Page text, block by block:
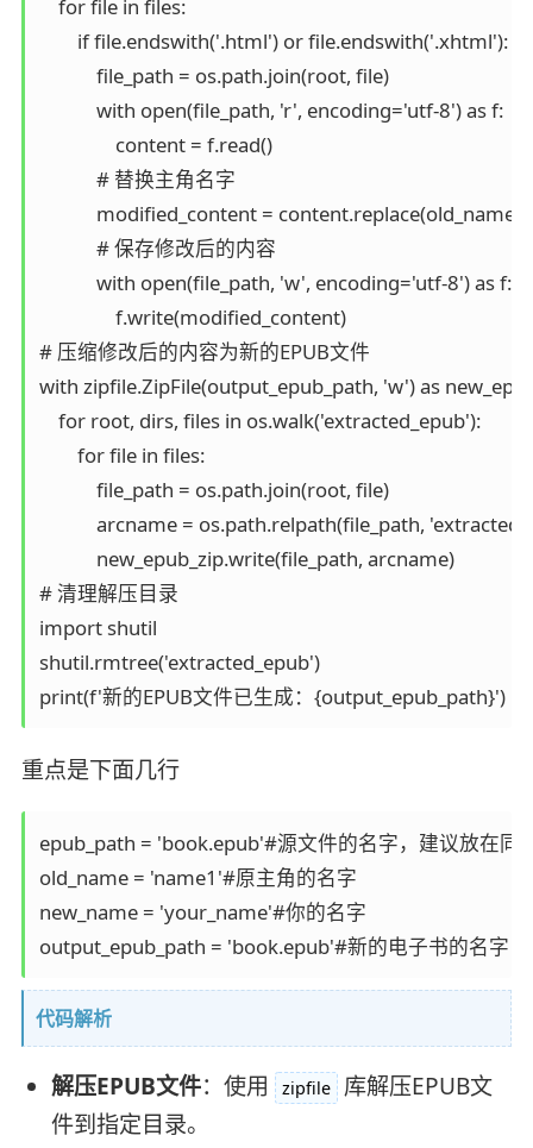
    for file in files:
        if file.endswith('.html') or file.endswith('.xhtml'):
            file_path = os.path.join(root, file)
            with open(file_path, 'r', encoding='utf-8') as f:
                content = f.read()
            # 替换主角名字
modified_content =
            # 保存修改后的内容
            with open(file_path, 'w', encoding='utf-8') as f:
                f.write(modified_content)
# 压缩修改后的内容为新的EPUB文件
with zipfile.ZipFile(output_epub_path, 'w') as
    for root, dirs, files in os.walk('extracted_epub'):
        for file in files:
            file_path = os.path.join(root, file)
arcname = os.path.relpath(file_path,
            new_epub_zip.write(file_path, arcname)
# 清理解压目录
import shutil
shutil.rmtree('extracted_epub')
print(f'新的EPUB文件已生成：{output_epub_path}')
重点是下面几行
epub_path = 'book.epub'#源文件的名字，建议放在
old_name = 'name1'#原主角的名字
new_name = 'your_name'#你的名字
output_epub_path = 'book.epub'#新的电子书的名字
代码解析
解压EPUB文件：使用 zipfile 库解压EPUB文
件到指定目录。